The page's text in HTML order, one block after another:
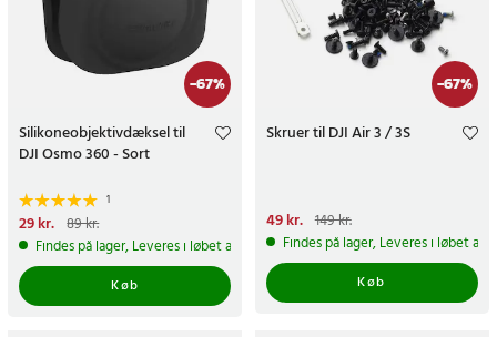
-67%
Silikoneobjektivdæksel til
DJI Osmo 360 - Sort
1
Nuværende pris
pris:89 kr.
29 kr. 89 kr.
Findes på lager, Leveres i løbet af 1-2 hverdage
Køb
-67%
Skruer til DJI Air 3 / 3S
Nuværende pris
pris:149 kr.
49 kr. 149 kr.
Findes på lager, Leveres i løbet af
Køb